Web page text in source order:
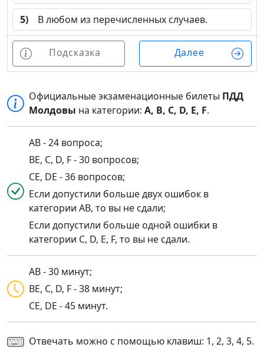
5) В любом из перечисленных случаев.
Подсказка Далее
Официальные экзаменационные билеты ПДД
Молдовы на категории:A, B, C, D, E, F.
AB - 24 вопроса;
BE, C, D, F - 30 вопросов;
CE, DE - 36 вопросов;
Если допустили больше двух ошибок в
категории AB, то вы не сдали;
Если допустили больше одной ошибки в
категории C, D, E, F, то вы не сдали.
AB - 30 минут;
BE, C, D, F - 38 минут;
CE, DE - 45 минут.
Отвечать можно с помощью клавиш: 1, 2, 3, 4, 5.